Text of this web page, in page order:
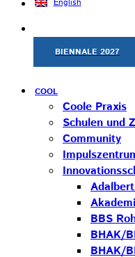
English
BIENNALE 2027
COOL
Coole Praxis
Schulen und
Community
BBS
BHAK/
BHAK/